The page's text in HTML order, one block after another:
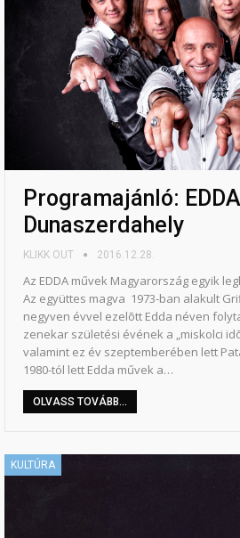
Programajánló: EDDA
Dunaszerdahely
KLIKK OUT 2016.12.28.
Az EDDA művek Magyarország egyik
Az együttes magva 1973-ban alakult
negyven évvel ezelõtt Edda néven
zenekar születési évének a „miskolci
valamint ez év szeptemberében lett
1980-tól lett Edda művek a…
OLVASS TOVÁBB...
KULTÚRA